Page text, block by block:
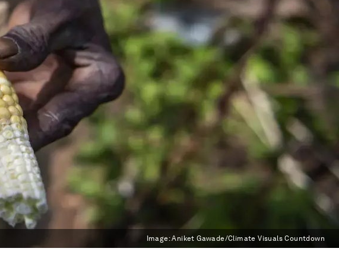
Image:Aniket Gawade/Climate Visuals Countdown